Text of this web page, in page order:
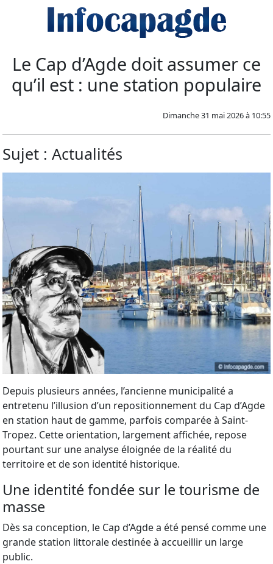
Le Cap d’Agde doit assumer ce
qu’il est : une station populaire
Dimanche 31 mai 2026 à 10:55
Sujet : Actualités
Depuis plusieurs années, l’ancienne municipalité a
entretenu l’illusion d’un repositionnement du Cap d’Agde
en station haut de gamme, parfois comparée à Saint-
Tropez. Cette orientation, largement affichée, repose
pourtant sur une analyse éloignée de la réalité du
territoire et de son identité historique.
Une identité fondée sur le tourisme de
masse
Dès sa conception, le Cap d’Agde a été pensé comme une
grande station littorale destinée à accueillir un large
public.